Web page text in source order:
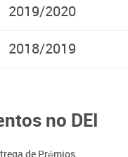
2019/2020
2018/2019
no DEI
de Prémios